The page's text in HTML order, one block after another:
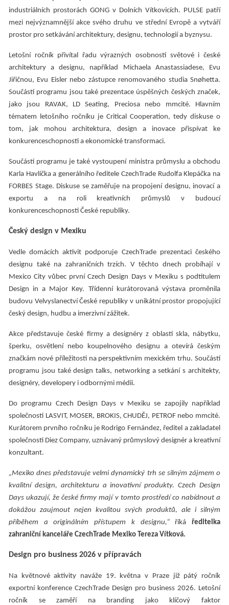
industriálních prostorách GONG v Dolních Vítkovicích. PULSE patří
mezi nejvýznamnější akce svého druhu ve střední Evropě a vytváří
prostor pro setkávání architektury, designu, technologií a byznysu.
Letošní ročník přivítal řadu výrazných osobností světové i české
architektury a designu, například Michaela Anastassiadese, Evu
Jiřičnou, Evu Eisler nebo zástupce renomovaného studia Snøhetta.
Součástí programu jsou také prezentace úspěšných českých značek,
jako jsou RAVAK, LD Seating, Preciosa nebo mmcité. Hlavním
tématem letošního ročníku je Critical Cooperation, tedy diskuse o
tom, jak mohou architektura, design a inovace přispívat ke
konkurenceschopnosti a ekonomické transformaci.
Součástí programu je také vystoupení ministra průmyslu a obchodu
Karla Havlíčka a generálního ředitele CzechTrade Rudolfa Klepáčka na
FORBES Stage. Diskuse se zaměřuje na propojení designu, inovací a
exportu a na roli kreativních průmyslů v budoucí
konkurenceschopnosti České republiky.
Český design v Mexiku
Vedle domácích aktivit podporuje CzechTrade prezentaci českého
designu také na zahraničních trzích. V těchto dnech probíhají v
Mexico City vůbec první Czech Design Days v Mexiku s podtitulem
Design in a Major Key. Třídenní kurátorovaná výstava proměnila
budovu Velvyslanectví České republiky v unikátní prostor propojující
český design, hudbu a imerzivní zážitek.
Akce představuje české firmy a designéry z oblastí skla, nábytku,
šperku, osvětlení nebo koupelnového designu a otevírá českým
značkám nové příležitosti na perspektivním mexickém trhu. Součástí
programu jsou také design talks, networking a setkání s architekty,
designéry, developery i odbornými médii.
Do programu Czech Design Days v Mexiku se zapojily například
společnosti LASVIT, MOSER, BROKIS, CHUDĚJ, PETROF nebo mmcité.
Kurátorem prvního ročníku je Rodrigo Fernández, ředitel a zakladatel
společnosti Diez Company, uznávaný průmyslový designér a kreativní
konzultant.
„Mexiko dnes představuje velmi dynamický trh se silným zájmem o
kvalitní design, architekturu a inovativní produkty. Czech Design
Days ukazují, že české firmy mají v tomto prostředí co nabídnout a
dokážou zaujmout nejen kvalitou svých produktů, ale i silným
příběhem a originálním přístupem k designu,“ říká ředitelka
zahraniční kanceláře CzechTrade Mexiko Tereza Vítková.
Design pro business 2026 v přípravách
Na květnové aktivity naváže 19. května v Praze již pátý ročník
exportní konference CzechTrade Design pro business 2026. Letošní
ročník se zaměří na branding jako klíčový faktor